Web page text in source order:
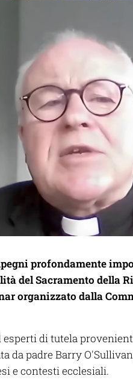
profondamente
del Sacramento della
organizzato dalla
esperti di tutela
da padre Barry
e contesti ecclesiali.